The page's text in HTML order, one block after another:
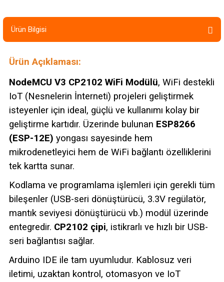
Ürün Bilgisi
Ürün Açıklaması:
NodeMCU V3 CP2102 WiFi Modülü, WiFi destekli
IoT (Nesnelerin İnterneti) projeleri geliştirmek
isteyenler için ideal, güçlü ve kullanımı kolay bir
geliştirme kartıdır. Üzerinde bulunan ESP8266
(ESP-12E) yongası sayesinde hem
mikrodenetleyici hem de WiFi bağlantı özelliklerini
tek kartta sunar.
Kodlama ve programlama işlemleri için gerekli tüm
bileşenler (USB-seri dönüştürücü, 3.3V regülatör,
mantık seviyesi dönüştürücü vb.) modül üzerinde
entegredir. CP2102 çipi, istikrarlı ve hızlı bir USB-
seri bağlantısı sağlar.
Arduino IDE ile tam uyumludur. Kablosuz veri
iletimi, uzaktan kontrol, otomasyon ve IoT